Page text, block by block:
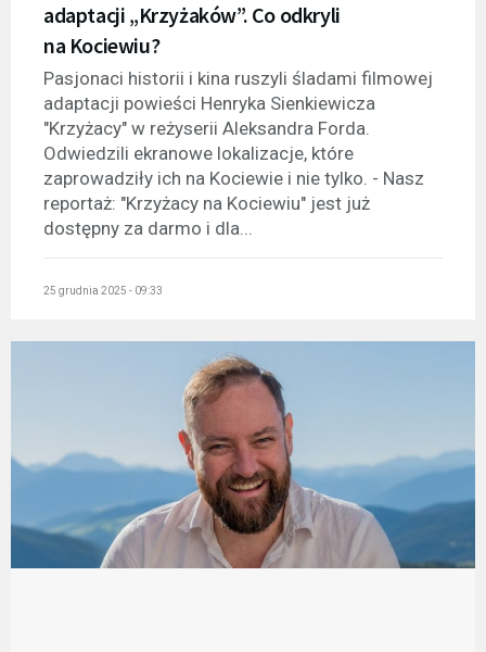
adaptacji „Krzyżaków”. Co odkryli
na Kociewiu?
Pasjonaci historii i kina ruszyli śladami filmowej
adaptacji powieści Henryka Sienkiewicza
"Krzyżacy" w reżyserii Aleksandra Forda.
Odwiedzili ekranowe lokalizacje, które
zaprowadziły ich na Kociewie i nie tylko. - Nasz
reportaż: "Krzyżacy na Kociewiu" jest już
dostępny za darmo i dla...
25 grudnia 2025 - 09:33